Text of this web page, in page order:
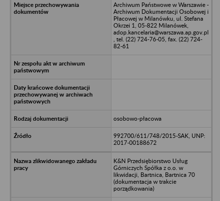
Archiwum Państwowe w Warszawie -
Archiwum Dokumentacji Osobowej i
Płacowej w Milanówku, ul. Stefana
Okrzei 1, 05-822 Milanówek,
adop.kancelaria@warszawa.ap.gov.pl
, tel. (22) 724-76-05, fax. (22) 724-
82-61
osobowo-płacowa
992700/611/748/2015-SAK, UNP:
2017-00188672
K&N Przedsiębiorstwo Usług
Górniczych Spółka z o.o. w
likwidacji, Bartnica, Bartnica 70
(dokumentacja w trakcie
porządkowania)